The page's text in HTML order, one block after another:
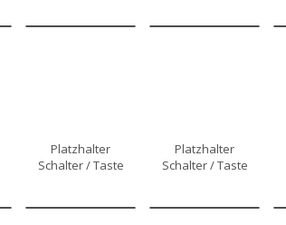
Platzhalter
Schalter / Taste
Platzhalter
Schalter / Taste